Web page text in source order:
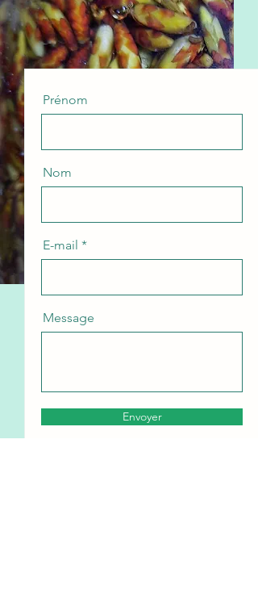
Prénom
Nom
E-mail
Message
Envoyer